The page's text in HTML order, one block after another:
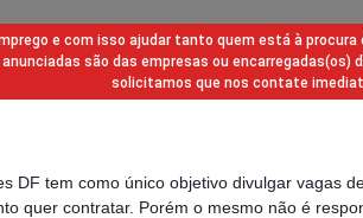
e com isso ajudar tanto quem está à
são das empresas ou
solicitamos que nos contate
DF tem como único objetivo divulgar vagas
quer contratar. Porém o mesmo não é